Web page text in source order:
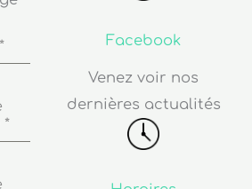
dernières actualités